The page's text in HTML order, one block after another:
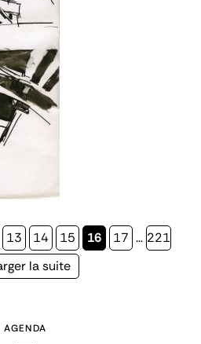
Page
13 Page
14 Page
15
Page
16 Page
17 … Page
221
la suite
AGENDA